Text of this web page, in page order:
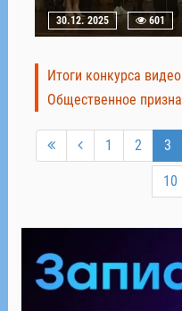
30.12. 2025 601
Итоги конкурса
Общественное
1 2 3
10